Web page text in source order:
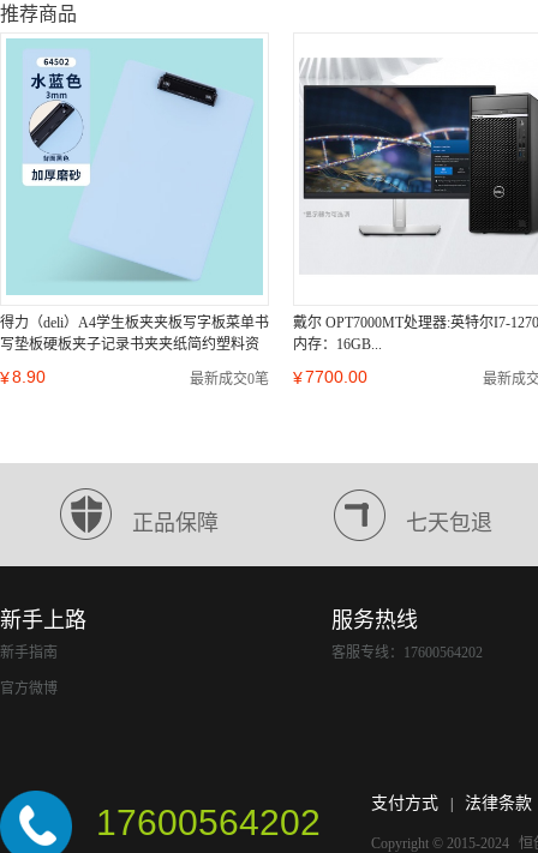
推荐商品
得力（deli）A4学生板夹夹板写字板菜单书
写垫板硬板夹子记录书夹夹纸简约塑料资
¥8.90 最新成交0笔
戴尔 OPT7000MT处理器:英特尔I7-
内存：16GB...
¥7700.00 最新成
正品保障 七天包退
新手上路
新手指南
官方微博
服务热线
客服专线：17600564202
17600564202 支付方式 法律条款
Copyright © 2015-2024 恒